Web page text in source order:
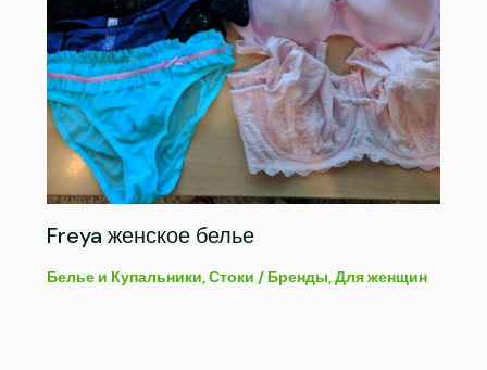
Freya женское белье
Белье и Купальники,Стоки / Бренды,Для женщин